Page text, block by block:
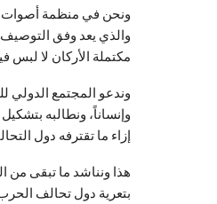
ونحن في منظمة أصوات
والذي يعد وفق التوصيف
مكتملة الأركان لا لبس
وندعو المجتمع الدولي
وإنساناً، ونطالبه
إزاء ما تقترفه دول
هذا ونناشد ما تبقى من
بتعرية دول تحالف